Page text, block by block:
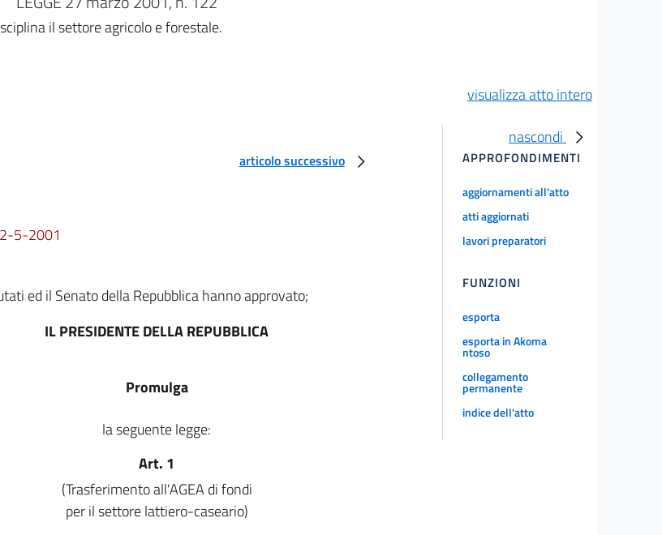
il settore agricolo e forestale.
visualizza atto intero
articolo successivo
2-5-2001
ed il Senato della Repubblica hanno approvato;
IL PRESIDENTE DELLA REPUBBLICA
Promulga
la seguente legge:
Art. 1
(Trasferimento all'AGEA di fondi
per il settore lattiero-caseario)
nascondi
APPROFONDIMENTI
aggiornamenti all'atto
atti aggiornati
lavori preparatori
FUNZIONI
esporta
esporta in Akoma
ntoso
collegamento
permanente
indice dell'atto